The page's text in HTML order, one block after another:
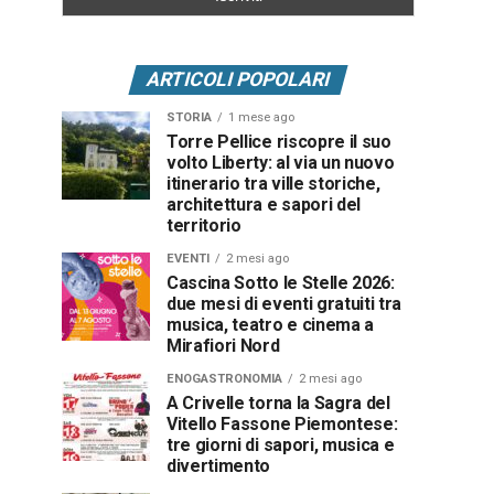
ARTICOLI POPOLARI
STORIA 1 mese ago
Torre Pellice riscopre il suo
volto Liberty: al via un nuovo
itinerario tra ville storiche,
architettura e sapori del
territorio
EVENTI 2 mesi ago
Cascina Sotto le Stelle 2026:
due mesi di eventi gratuiti tra
musica, teatro e cinema a
Mirafiori Nord
ENOGASTRONOMIA 2 mesi ago
A Crivelle torna la Sagra del
Vitello Fassone Piemontese:
tre giorni di sapori, musica e
divertimento